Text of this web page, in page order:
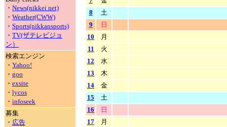
・ News(nikkei net)
・ Weather(CWW)
・ Sports(nikkansports)
・ TV(ザテレビジョ
ン）
検索エンジン
・ Yahoo!
・ goo
・ exsite
・ lycos
・ infoseek
募集
・ 広告
8
土
9
日
10
月
11
火
12
水
13
木
14
金
15
土
16
日
17
月